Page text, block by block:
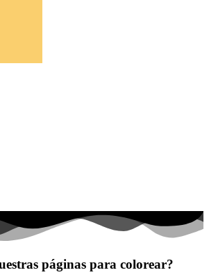
páginas para colorear?